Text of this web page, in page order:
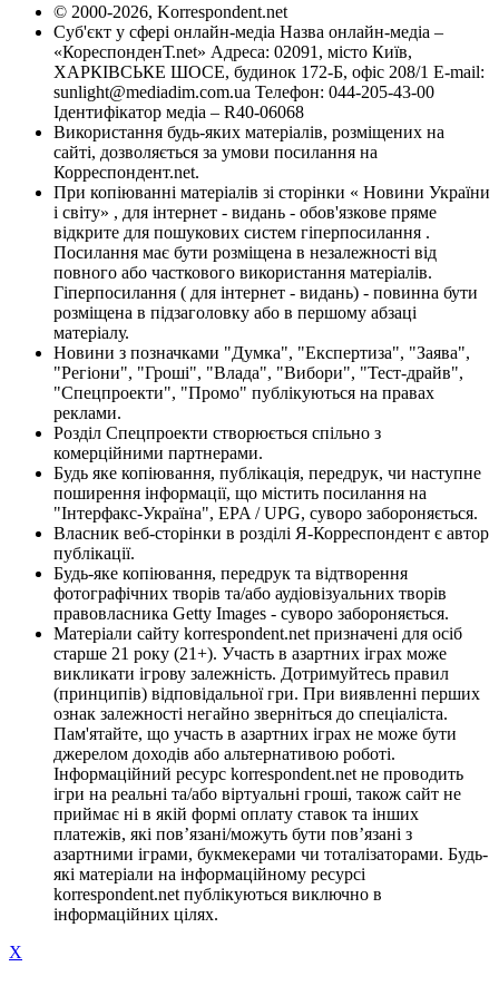
© 2000-2026, Korrespondent.net
Суб'єкт у сфері онлайн-медіа Назва онлайн-медіа –
«КореспонденТ.net» Адреса: 02091, місто Київ,
ХАРКІВСЬКЕ ШОСЕ, будинок 172-Б, офіс 208/1 E-mail:
sunlight@mediadim.com.ua Телефон: 044-205-43-00
Ідентифікатор медіа – R40-06068
Використання будь-яких матеріалів, розміщених на
сайті, дозволяється за умови посилання на
Корреспондент.net.
При копіюванні матеріалів зі сторінки « Новини України
і світу» , для інтернет - видань - обов'язкове пряме
відкрите для пошукових систем гіперпосилання .
Посилання має бути розміщена в незалежності від
повного або часткового використання матеріалів.
Гіперпосилання ( для інтернет - видань) - повинна бути
розміщена в підзаголовку або в першому абзаці
матеріалу.
Новини з позначками "Думка", "Експертиза", "Заява",
"Регіони", "Гроші", "Влада", "Вибори", "Тест-драйв",
"Спецпроекти", "Промо" публікуються на правах
реклами.
Розділ Спецпроекти створюється спільно з
комерційними партнерами.
Будь яке копіювання, публікація, передрук, чи наступне
поширення інформації, що містить посилання на
"Інтерфакс-Україна", EPA / UPG, суворо забороняється.
Власник веб-сторінки в розділі Я-Корреспондент є автор
публікації.
Будь-яке копіювання, передрук та відтворення
фотографічних творів та/або аудіовізуальних творів
правовласника Getty Images - суворо забороняється.
Матеріали сайту korrespondent.net призначені для осіб
старше 21 року (21+). Участь в азартних іграх може
викликати ігрову залежність. Дотримуйтесь правил
(принципів) відповідальної гри. При виявленні перших
ознак залежності негайно зверніться до спеціаліста.
Пам'ятайте, що участь в азартних іграх не може бути
джерелом доходів або альтернативою роботі.
Інформаційний ресурс korrespondent.net не проводить
ігри на реальні та/або віртуальні гроші, також сайт не
приймає ні в якій формі оплату ставок та інших
платежів, які пов’язані/можуть бути пов’язані з
азартними іграми, букмекерами чи тоталізаторами. Будь-
які матеріали на інформаційному ресурсі
korrespondent.net публікуються виключно в
інформаційних цілях.
X